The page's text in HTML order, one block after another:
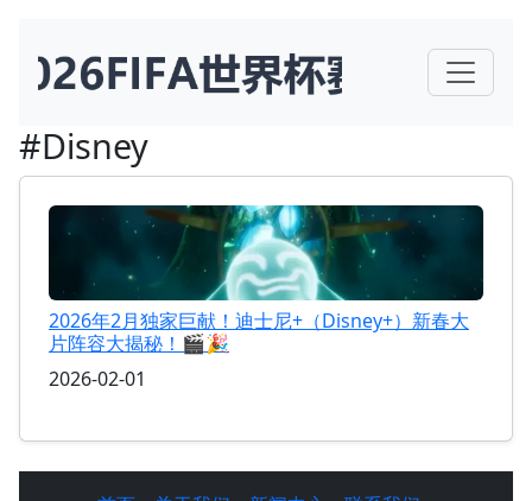
#Disney
2026年2月独家巨献！迪士尼+（Disney+）新春大
片阵容大揭秘！🎬🎉
2026-02-01